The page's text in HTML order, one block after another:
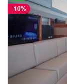
-10%